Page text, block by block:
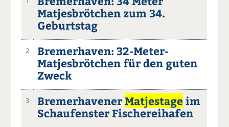
Matjesbrötchen zum 34.
Geburtstag
2
Bremerhaven: 32-Meter-
Matjesbrötchen für den guten
Zweck
3 BremerhavenerMatjestageim
Schaufenster Fischereihafen